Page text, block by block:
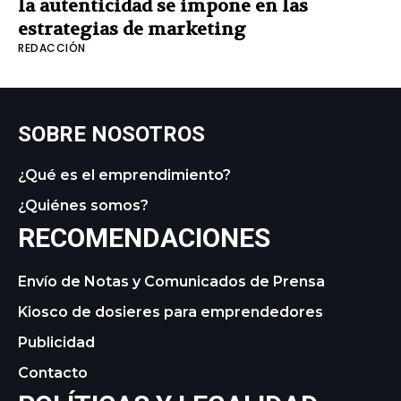
la autenticidad se impone en las
estrategias de marketing
REDACCIÓN
SOBRE NOSOTROS
¿Qué es el emprendimiento?
¿Quiénes somos?
RECOMENDACIONES
Envío de Notas y Comunicados de Prensa
Kiosco de dosieres para emprendedores
Publicidad
Contacto